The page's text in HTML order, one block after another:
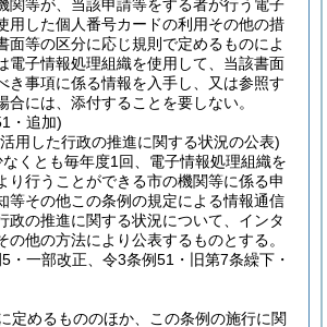
関等が、当該申請等をする者が行う電子
用した個人番号カードの利用その他の措
面等の区分に応じ規則で定めるものによ
電子情報処理組織を使用して、当該書面
き事項に係る情報を入手し、又は参照す
合には、添付することを要しない。
・追加)
用した行政の推進に関する状況の公表)
くとも毎年度1回、電子情報処理組織を
り行うことができる市の機関等に係る申
等その他この条例の規定による情報通信
政の推進に関する状況について、インタ
の他の方法により公表するものとする。
・一部改正、令3条例51・旧第7条繰下・
定めるもののほか、この条例の施行に関